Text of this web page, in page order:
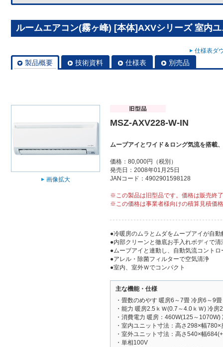
ルームエアコン(霧ヶ峰) [本体]AXVシリーズ 室内
仕様表ダ
製品概要 技術資料 仕様表 別売品
画像拡大
MSZ-AXV228-W-IN
ムーブアイとワイド＆ロング気流を搭載
価格：80,000円（税別）
発売日：2008年01月25日
JANコード：4902901598128
※この製品は旧型品です。価格は販売終
※この価格は事業者様向けの積算見積価
●冷暖房のムラとムダをムーブアイが自動
●内部クリーンと徹底お手入れボディで清
●ムーブアイと連動し、自動気流コントロ
●アレル・除菌フィルターで空気清浄
●室内、室外Ｗでコンパクト
主な機能・仕様
・畳数のめやす 暖房6～7畳 冷房6～9畳
・能力 暖房2.5ｋＷ(0.7～4.0ｋＷ) 冷
・消費電力 暖房：460W(125～
・室内ユニット寸法：高さ298×幅
・室外ユニット寸法：高さ540×幅
・単相100V